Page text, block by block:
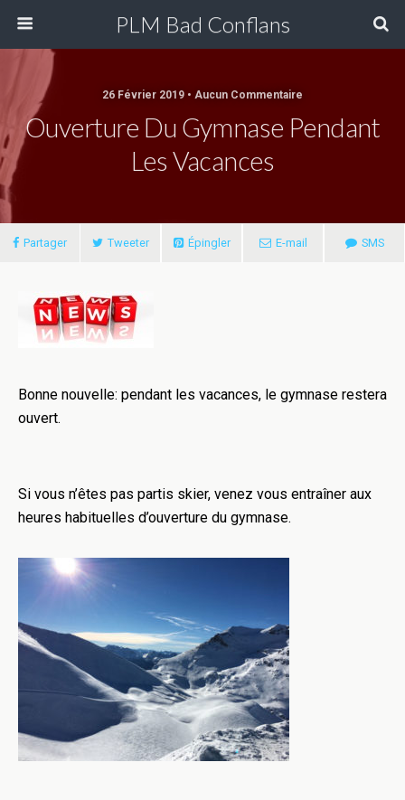
PLM Bad Conflans
26 Février 2019 • Aucun Commentaire
Ouverture Du Gymnase Pendant
Les Vacances
Partager Tweeter Épingler E-mail SMS
Bonne nouvelle: pendant les vacances, le gymnase restera
ouvert.
Si vous n’êtes pas partis skier, venez vous entraîner aux
heures habituelles d’ouverture du gymnase.